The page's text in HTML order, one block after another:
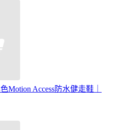
Motion Access防水健走鞋｜